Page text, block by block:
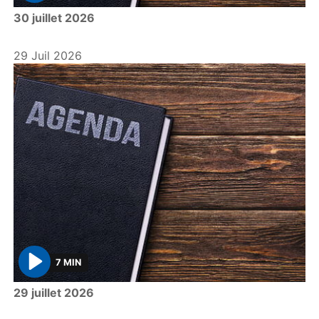
P
l
y
30 juillet 2026
29 Juil 2026
P
l
7 MIN
29 juillet 2026